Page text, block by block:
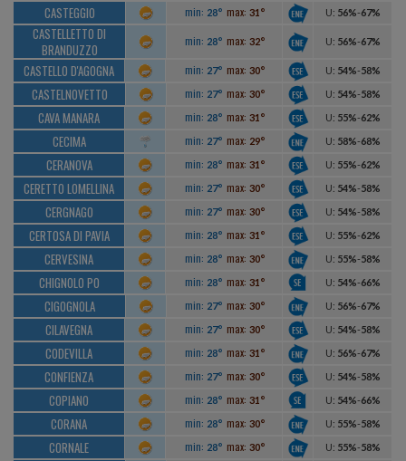
CASTEGGIO min: 28° max: 31° U: 56%-67%
CASTELLETTO DI
BRANDUZZO
min: 28° max: 32° U: 56%-67%
CASTELLO D'AGOGNA min: 27° max: 30° U: 54%-58%
CASTELNOVETTO min: 27° max: 30° U: 54%-58%
CAVA MANARA min: 28° max: 31° U: 55%-62%
CECIMA min: 27° max: 29° U: 58%-68%
CERANOVA min: 28° max: 31° U: 55%-62%
CERETTO LOMELLINA min: 27° max: 30° U: 54%-58%
CERGNAGO min: 27° max: 30° U: 54%-58%
CERTOSA DI PAVIA min: 28° max: 31° U: 55%-62%
CERVESINA min: 28° max: 30° U: 55%-58%
CHIGNOLO PO min: 28° max: 31° U: 54%-66%
CIGOGNOLA min: 27° max: 30° U: 56%-67%
CILAVEGNA min: 27° max: 30° U: 54%-58%
CODEVILLA min: 28° max: 31° U: 56%-67%
CONFIENZA min: 27° max: 30° U: 54%-58%
COPIANO min: 28° max: 31° U: 54%-66%
CORANA min: 28° max: 30° U: 55%-58%
CORNALE min: 28° max: 30° U: 55%-58%